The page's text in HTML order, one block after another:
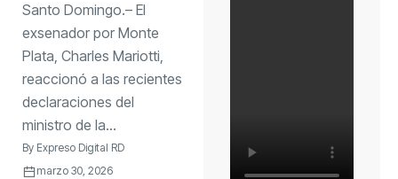
de peledeístas en
el PRM no afectan
al crecimiento del
PLD”
Santo Domingo.– El
exsenador por Monte
Plata, Charles Mariotti,
reaccionó a las recientes
declaraciones del
ministro de la...
By Expreso Digital RD
marzo 30, 2026